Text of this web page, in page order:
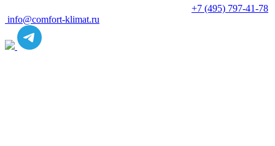
+7 (495) 797-41-78
info@comfort-klimat.ru